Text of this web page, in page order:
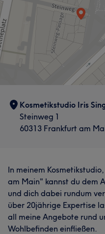
Kosmetikstudio Iris
Steinweg 1
60313 Frankfurt am
In meinem
am Main" kannst du dem
und dich dabei rundum
über 20jährige Expertise
all meine Angebote rund
Wohlbefinden einfließen.